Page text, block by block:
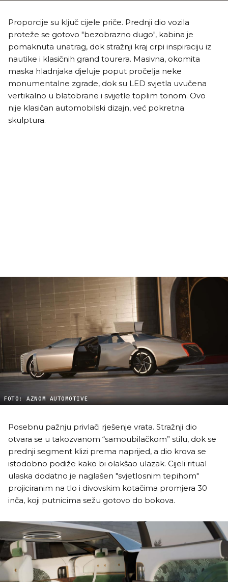
Proporcije su ključ cijele priče. Prednji dio vozila
proteže se gotovo "bezobrazno dugo", kabina je
pomaknuta unatrag, dok stražnji kraj crpi inspiraciju iz
nautike i klasičnih grand tourera. Masivna, okomita
maska hladnjaka djeluje poput pročelja neke
monumentalne zgrade, dok su LED svjetla uvučena
vertikalno u blatobrane i svijetle toplim tonom. Ovo
nije klasičan automobilski dizajn, već pokretna
skulptura.
FOTO: AZNOM AUTOMOTIVE
Posebnu pažnju privlači rješenje vrata. Stražnji dio
otvara se u takozvanom “samoubilačkom” stilu, dok se
prednji segment klizi prema naprijed, a dio krova se
istodobno podiže kako bi olakšao ulazak. Cijeli ritual
ulaska dodatno je naglašen "svjetlosnim tepihom"
projiciranim na tlo i divovskim kotačima promjera 30
inča, koji putnicima sežu gotovo do bokova.